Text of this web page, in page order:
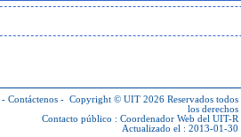
- Contáctenos - Copyright © UIT 2026 Reservados todos
los derechos
Contacto público : Coordenador Web del UIT-R
Actualizado el : 2013-01-30